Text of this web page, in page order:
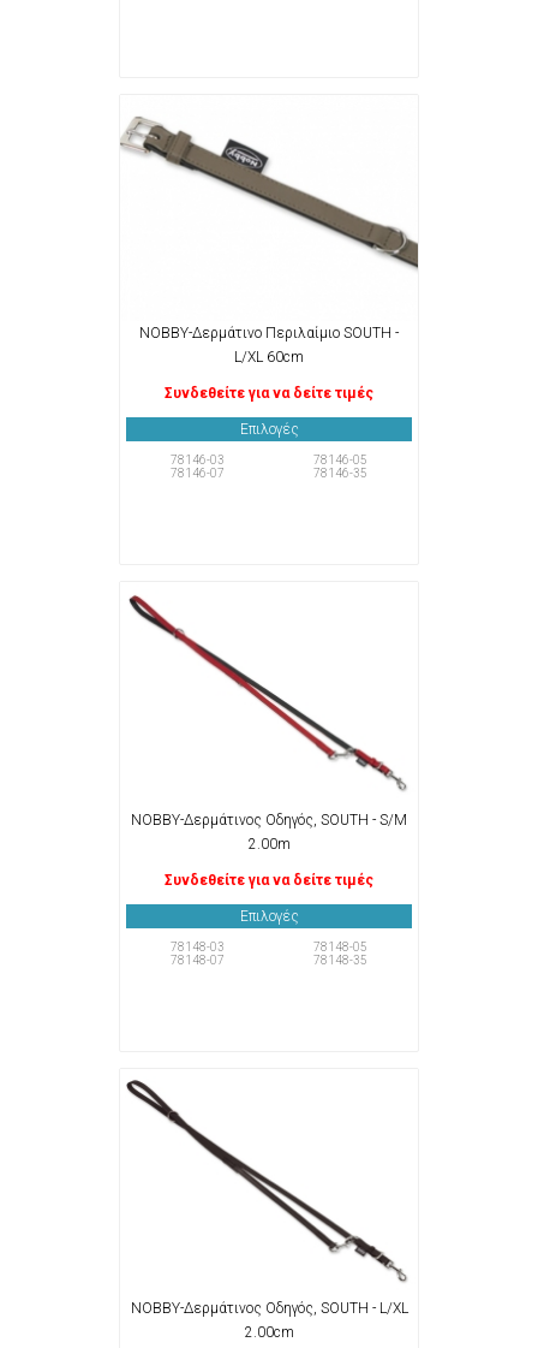
NOBBY-Δερμάτινο Περιλαίμιο SOUTH -
L/XL 60cm
Συνδεθείτε για να δείτε τιμές
Επιλογές
78146-03
78146-05
78146-07
78146-35
NOBBY-Δερμάτινος Οδηγός, SOUTH - S/M
2.00m
Συνδεθείτε για να δείτε τιμές
Επιλογές
78148-03
78148-05
78148-07
78148-35
NOBBY-Δερμάτινος Οδηγός, SOUTH - L/XL
2.00cm